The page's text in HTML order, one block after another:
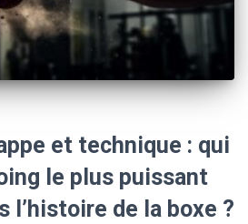
et technique : qui
le plus puissant
l’histoire de la boxe ?